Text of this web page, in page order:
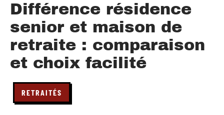
Différence résidence
senior et maison de
retraite : comparaison
et choix facilité
RETRAITÉS